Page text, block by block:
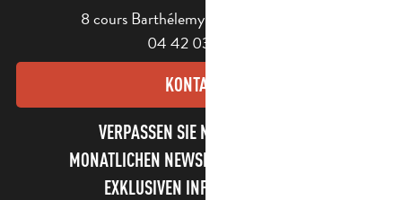
8 cours Barthélemy - 13400 Aubagne
04 42 03 49 98
KONTAKT
VERPASSEN SIE NICHT UNSEREN
MONATLICHEN NEWSLETTER UND UNSERE
EXKLUSIVEN INFORMATIONEN!